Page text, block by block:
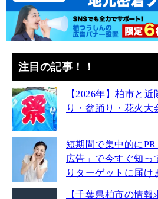
注目の記事！！
【2026年】柏市と
り・盆踊り・花火大
短期間で集中的に
広告」で今すぐ知っ
りターゲットに届け
【千葉県柏市の情